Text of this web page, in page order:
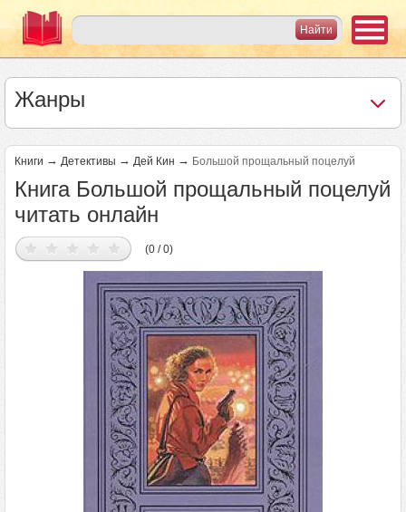
Жанры
Книги → Детективы → Дей Кин → Большой прощальный поцелуй
Книга Большой прощальный поцелуй
читать онлайн
(0 / 0)